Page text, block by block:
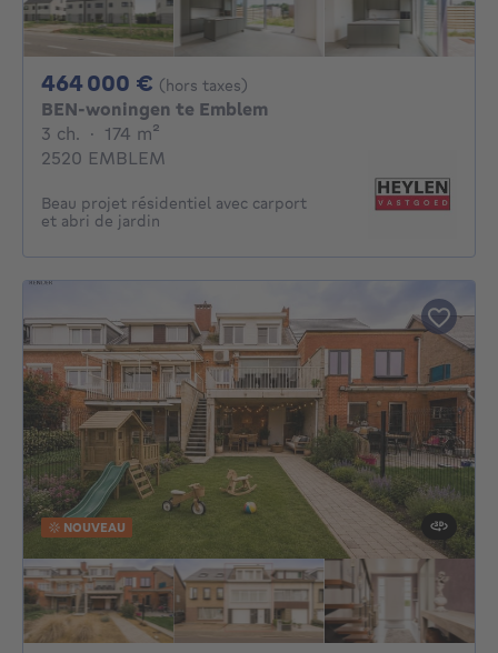
464 000 € 464000€
(hors taxes)
BEN-woningen te Emblem
3 ch. 3 chambres
· 174 m²
2520 EMBLEM
Beau projet résidentiel avec carport
et abri de jardin
NOUVEAU